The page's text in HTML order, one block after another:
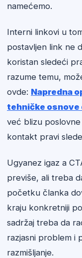
namećemo.
Interni linkovi u
postavljen link ne
koristan sledeći
razume temu,
ovde: Napredna
tehničke osnove
već blizu
kontakt pravi
Ugyanez igaz a
previše, ali treba
početku članka
kraju konkretniji
sadržaj treba da
razjasni problem i
razmišljanje.